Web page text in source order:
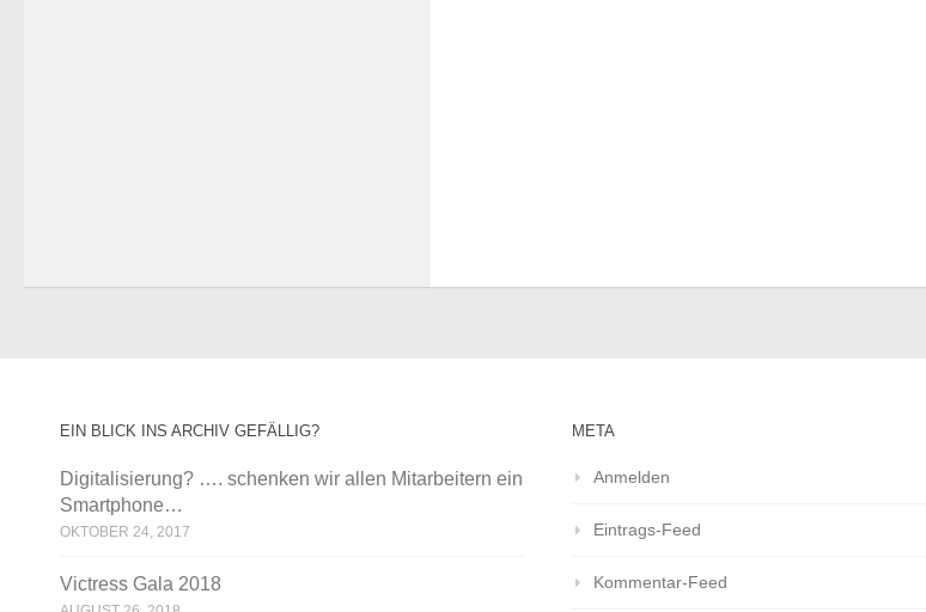
EIN BLICK INS ARCHIV GEFÄLLIG?
Digitalisierung? …. schenken wir allen Mitarbeitern ein
Smartphone…
OKTOBER 24, 2017
Victress Gala 2018
META
Anmelden
Eintrags-Feed
Kommentar-Feed